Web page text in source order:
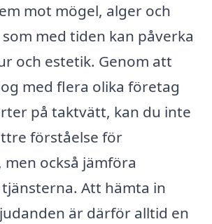
mot mögel, alger och
med tiden kan påverka
och estetik. Genom att
med flera olika företag
på taktvätt, kan du inte
förståelse för
också jämföra
Att hämta in
är därför alltid en